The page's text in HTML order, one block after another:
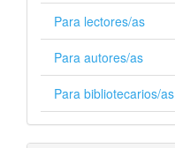
Para lectores/as
Para autores/as
Para bibliotecarios/as